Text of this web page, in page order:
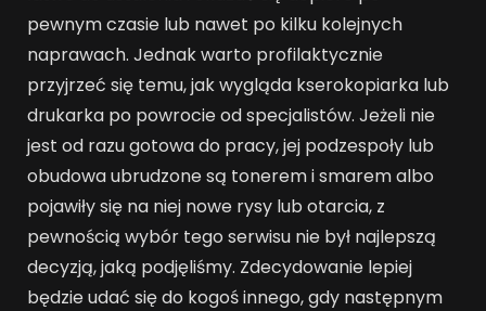
pewnym czasie lub nawet po kilku kolejnych
naprawach. Jednak warto profilaktycznie
przyjrzeć się temu, jak wygląda kserokopiarka lub
drukarka po powrocie od specjalistów. Jeżeli nie
jest od razu gotowa do pracy, jej podzespoły lub
obudowa ubrudzone są tonerem i smarem albo
pojawiły się na niej nowe rysy lub otarcia, z
pewnością wybór tego serwisu nie był najlepszą
decyzją, jaką podjęliśmy. Zdecydowanie lepiej
będzie udać się do kogoś innego, gdy następnym